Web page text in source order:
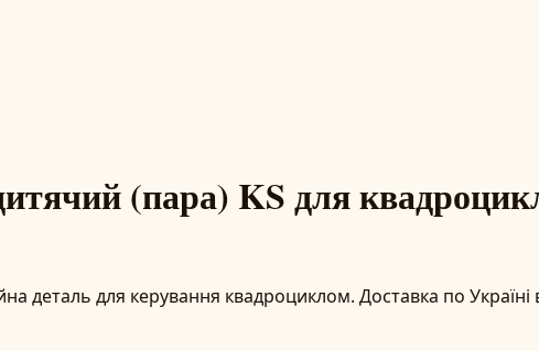
(пара) KS для
деталь для керування квадроциклом. Доставка по Україні